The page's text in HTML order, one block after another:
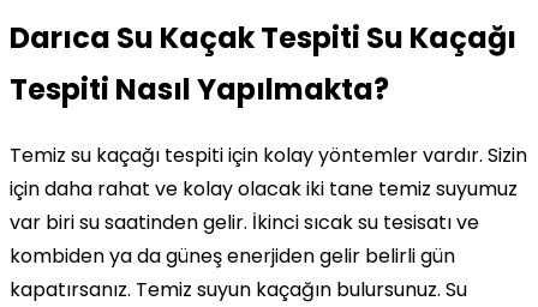
Darıca Su Kaçak Tespiti Su Kaçağı
Tespiti Nasıl Yapılmakta?
Temiz su kaçağı tespiti için kolay yöntemler vardır. Sizin
için daha rahat ve kolay olacak iki tane temiz suyumuz
var biri su saatinden gelir. İkinci sıcak su tesisatı ve
kombiden ya da güneş enerjiden gelir belirli gün
kapatırsanız. Temiz suyun kaçağın bulursunuz. Su